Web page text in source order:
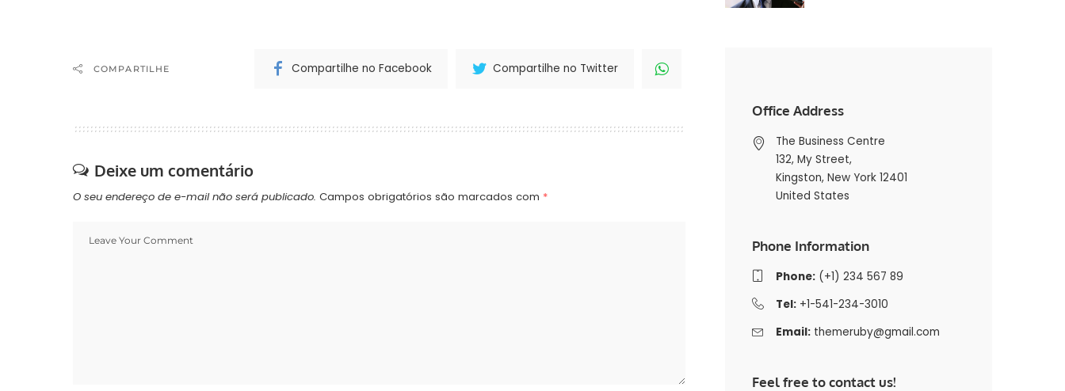
COMPARTILHE Compartilhe no Facebook Compartilhe no Twitter
Deixe um comentário
O seu endereço de e-mail não será publicado. Campos obrigatórios são marcados com *
Office Address
The Business Centre
132, My Street,
Kingston, New York 12401
United States
Phone Information
Phone:(+1) 234 567 89
Tel:+1-541-234-3010
Email: themeruby@gmail.com
Feel free to contact us!